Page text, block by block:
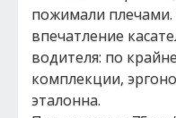
пожимали
впечатление
водителя: по
комплекции,
эталонна.